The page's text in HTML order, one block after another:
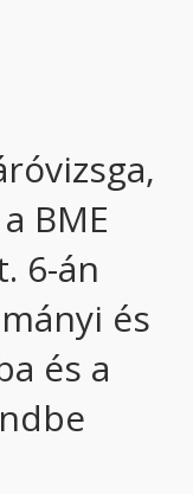
BME
6-án
és
és a